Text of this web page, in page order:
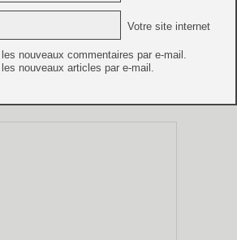
Votre site internet
nouveaux commentaires par e-mail.
nouveaux articles par e-mail.